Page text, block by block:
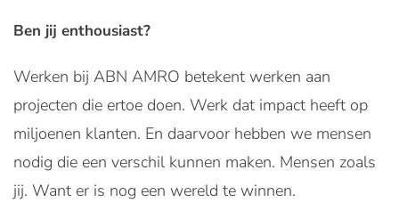
Ben jij enthousiast?
Werken bij ABN AMRO betekent werken aan
projecten die ertoe doen. Werk dat impact heeft op
miljoenen klanten. En daarvoor hebben we mensen
nodig die een verschil kunnen maken. Mensen zoals
jij. Want er is nog een wereld te winnen.